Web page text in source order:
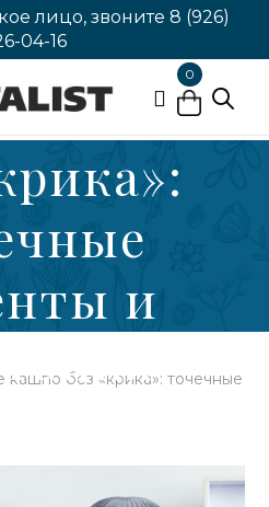
лицо, звоните 8 (926)
04-16
0
кашпо
и
кашпо без «крика»: точечные